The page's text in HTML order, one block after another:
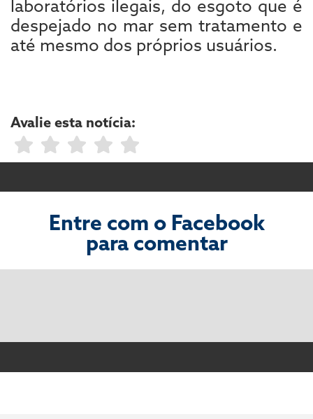
laboratórios ilegais, do esgoto que é
despejado no mar sem tratamento e
até mesmo dos próprios usuários.
Avalie esta notícia:
Entre com o Facebook
para comentar